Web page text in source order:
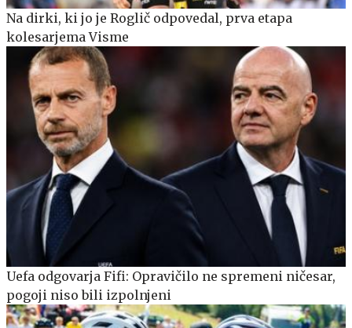
Na dirki, ki jo je Roglič odpovedal, prva etapa
kolesarjema Visme
Uefa odgovarja Fifi: Opravičilo ne spremeni ničesar,
pogoji niso bili izpolnjeni